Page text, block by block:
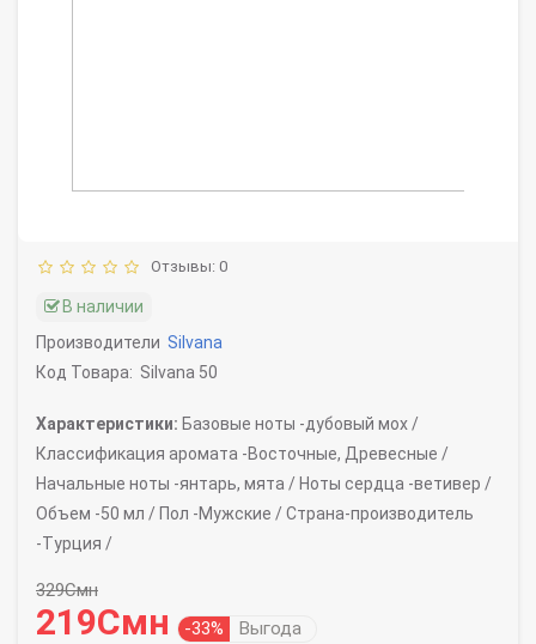
Отзывы: 0
В наличии
Производители Silvana
Код Товара: Silvana 50
Характеристики: Базовые ноты -дубовый мох /
Классификация аромата -Восточные, Древесные /
Начальные ноты -янтарь, мята / Ноты сердца -ветивер /
Объем -50 мл / Пол -Мужские /Страна-производитель
-Турция /
329Смн
219Смн -33% Выгода